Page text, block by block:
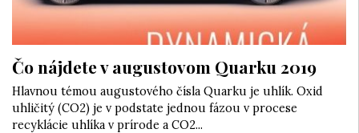
Čo nájdete v augustovom Quarku 2019
Hlavnou témou augustového čísla Quarku je uhlík. Oxid
uhličitý (CO2) je v podstate jednou fázou v procese
recyklácie uhlíka v prírode a CO2...